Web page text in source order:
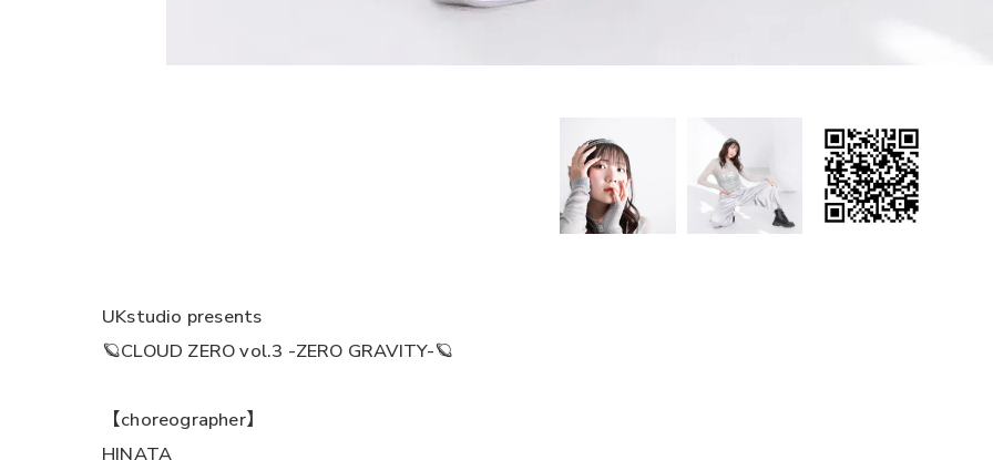
UKstudio presents
🪐CLOUD ZERO vol.3 -ZERO GRAVITY-🪐
【choreographer】
HINATA